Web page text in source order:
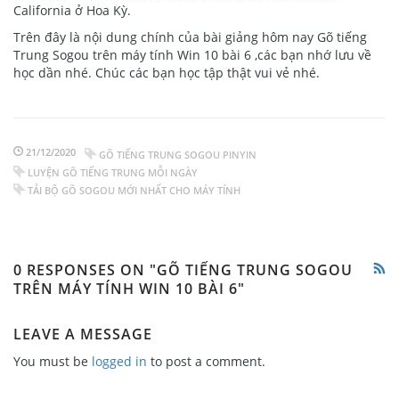
California ở Hoa Kỳ.
Trên đây là nội dung chính của bài giảng hôm nay Gõ tiếng
Trung Sogou trên máy tính Win 10 bài 6 ,các bạn nhớ lưu về
học dần nhé. Chúc các bạn học tập thật vui vẻ nhé.
21/12/2020
GÕ TIẾNG TRUNG SOGOU PINYIN
LUYỆN GÕ TIẾNG TRUNG MỖI NGÀY
TẢI BỘ GÕ SOGOU MỚI NHẤT CHO MÁY TÍNH
0 RESPONSES ON "GÕ TIẾNG TRUNG SOGOU
TRÊN MÁY TÍNH WIN 10 BÀI 6"
LEAVE A MESSAGE
You must be logged in to post a comment.